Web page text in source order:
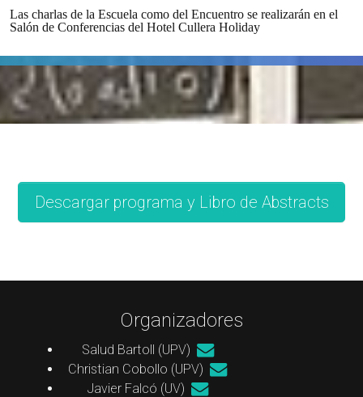
Las charlas de la Escuela como del Encuentro se realizarán en el
Salón de Conferencias del Hotel Cullera Holiday
Descargar programa y Libro de Abstracts
Organizadores
Salud Bartoll (UPV)
Christian Cobollo (UPV)
Javier Falcó (UV)